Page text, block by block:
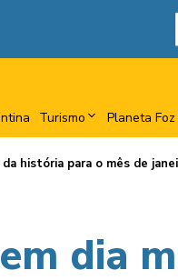
Turismo Planeta Foz
história para o mês de
dia